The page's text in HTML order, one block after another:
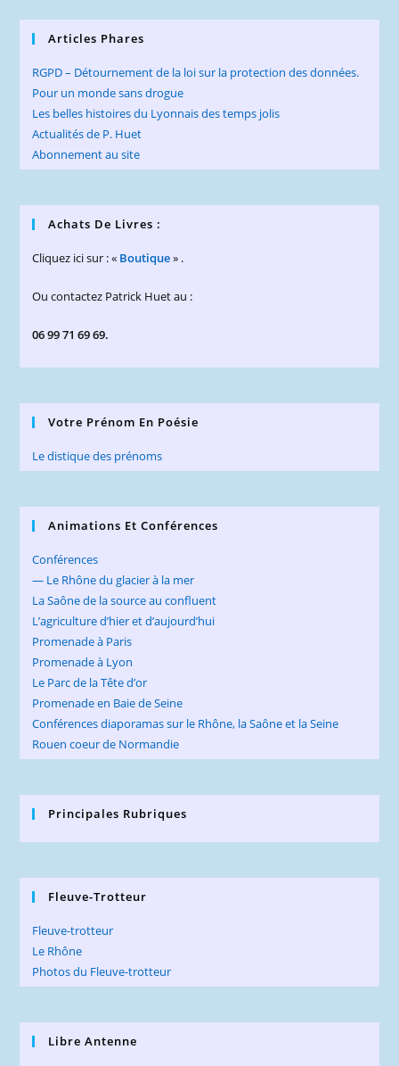
Articles Phares
RGPD – Détournement de la loi sur la protection des données.
Pour un monde sans drogue
Les belles histoires du Lyonnais des temps jolis
Actualités de P. Huet
Abonnement au site
Achats De Livres :
Cliquez ici sur : « Boutique» .
Ou contactez Patrick Huet au :
06 99 71 69 69.
Votre Prénom En Poésie
Le distique des prénoms
Animations Et Conférences
Conférences
— Le Rhône du glacier à la mer
La Saône de la source au confluent
L’agriculture d’hier et d’aujourd’hui
Promenade à Paris
Promenade à Lyon
Le Parc de la Tête d’or
Promenade en Baie de Seine
Conférences diaporamas sur le Rhône, la Saône et la Seine
Rouen coeur de Normandie
Principales Rubriques
Fleuve-Trotteur
Fleuve-trotteur
Le Rhône
Photos du Fleuve-trotteur
Libre Antenne